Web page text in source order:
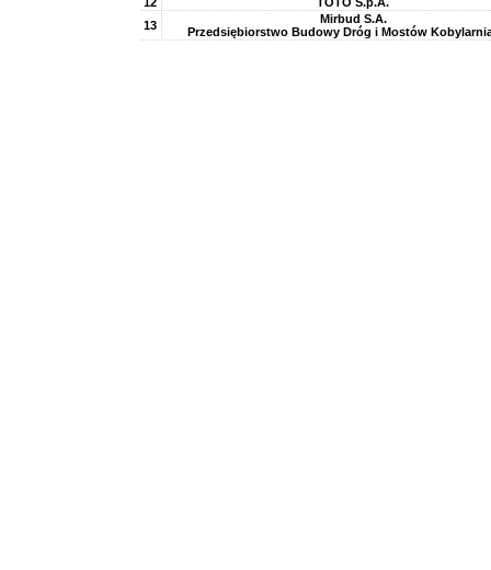
13
Mirbud S.A.
Przedsiębiorstwo Budowy Dróg i Mostów